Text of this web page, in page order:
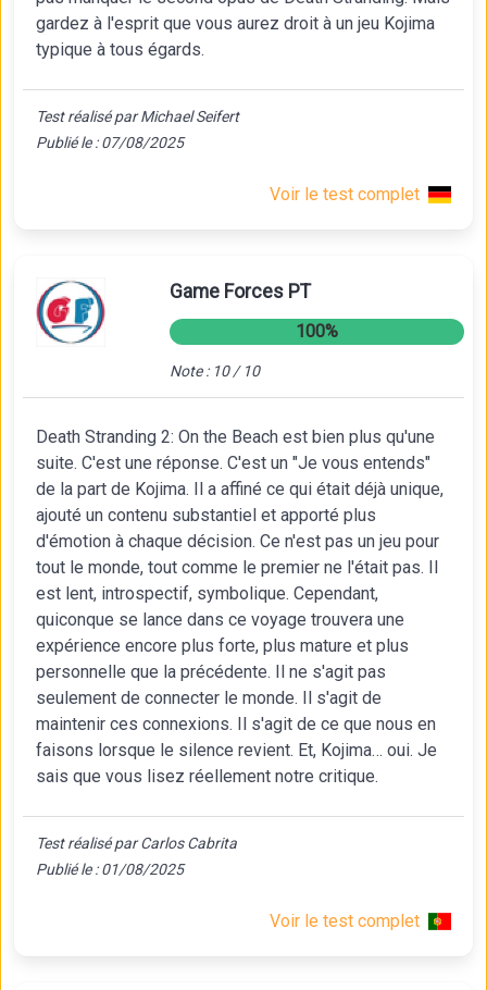
gardez à l'esprit que vous aurez droit à un jeu Kojima
typique à tous égards.
Test réalisé par Michael Seifert
Publié le : 07/08/2025
Voir le test complet
Game Forces PT
100%
Note : 10 / 10
Death Stranding 2: On the Beach est bien plus qu'une
suite. C'est une réponse. C'est un "Je vous entends"
de la part de Kojima. Il a affiné ce qui était déjà unique,
ajouté un contenu substantiel et apporté plus
d'émotion à chaque décision. Ce n'est pas un jeu pour
tout le monde, tout comme le premier ne l'était pas. Il
est lent, introspectif, symbolique. Cependant,
quiconque se lance dans ce voyage trouvera une
expérience encore plus forte, plus mature et plus
personnelle que la précédente. Il ne s'agit pas
seulement de connecter le monde. Il s'agit de
maintenir ces connexions. Il s'agit de ce que nous en
faisons lorsque le silence revient. Et, Kojima… oui. Je
sais que vous lisez réellement notre critique.
Test réalisé par Carlos Cabrita
Publié le : 01/08/2025
Voir le test complet